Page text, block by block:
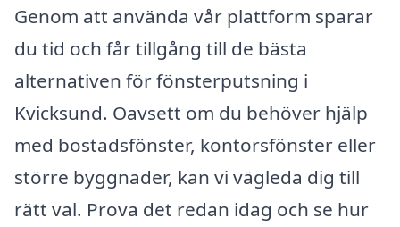
Genom att använda vår plattform sparar
du tid och får tillgång till de bästa
alternativen för fönsterputsning i
Kvicksund. Oavsett om du behöver hjälp
med bostadsfönster, kontorsfönster eller
större byggnader, kan vi vägleda dig till
rätt val. Prova det redan idag och se hur